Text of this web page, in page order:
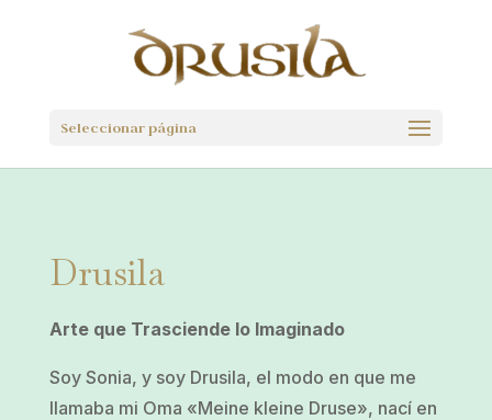
Seleccionar página
Drusila
Arte que Trasciende lo Imaginado
Soy Sonia, y soy Drusila, el modo en que me
llamaba mi Oma «Meine kleine Druse», nací en